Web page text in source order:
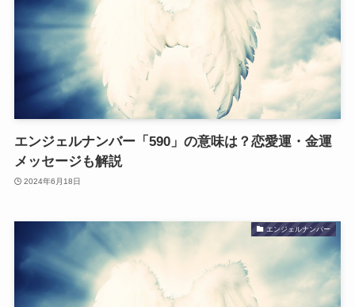
エンジェルナンバー「590」の意味は？恋愛運・金運
メッセージも解説
2024年6月18日
エンジェルナンバー